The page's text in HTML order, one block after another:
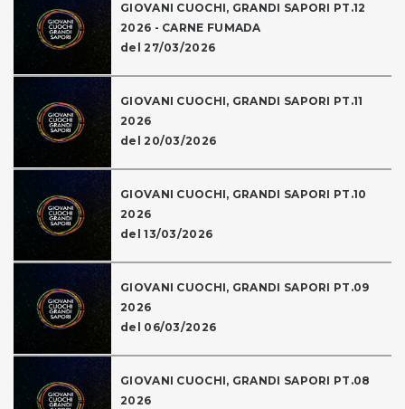
GIOVANI CUOCHI, GRANDI SAPORI PT.12
2026 - CARNE FUMADA
del 27/03/2026
GIOVANI CUOCHI, GRANDI SAPORI PT.11
2026
del 20/03/2026
GIOVANI CUOCHI, GRANDI SAPORI PT.10
2026
del 13/03/2026
GIOVANI CUOCHI, GRANDI SAPORI PT.09
2026
del 06/03/2026
GIOVANI CUOCHI, GRANDI SAPORI PT.08
2026